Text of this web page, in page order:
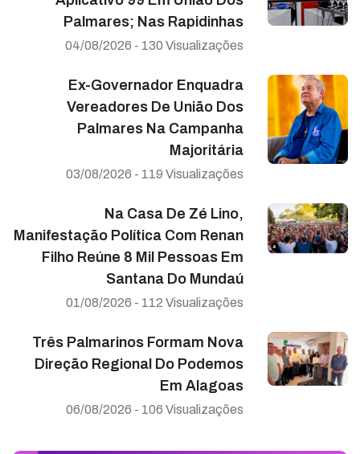
Palmares; Nas Rapidinhas
04/08/2026 - 130 Visualizações
Ex-Governador Enquadra
Vereadores De União Dos
Palmares Na Campanha
Majoritária
03/08/2026 - 119 Visualizações
Na Casa De Zé Lino,
Manifestação Política Com Renan
Filho Reúne 8 Mil Pessoas Em
Santana Do Mundaú
01/08/2026 - 112 Visualizações
Três Palmarinos Formam Nova
Direção Regional Do Podemos
Em Alagoas
06/08/2026 - 106 Visualizações